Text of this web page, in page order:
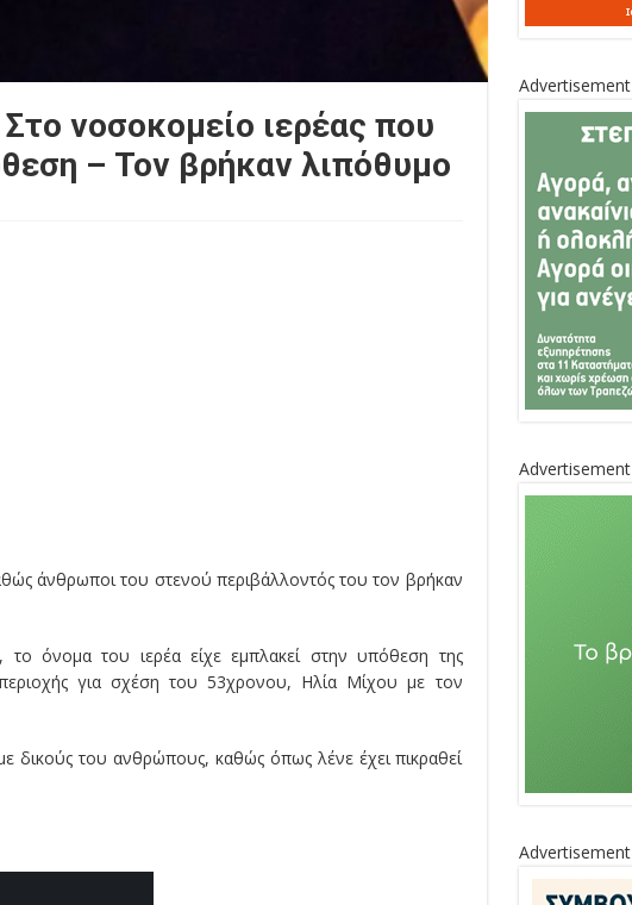
νοσοκομείο ιερέας που
– Τον βρήκαν λιπόθυμο
άνθρωποι του στενού περιβάλλοντός του τον βρήκαν
, το όνομα του ιερέα είχε εμπλακεί στην υπόθεση της
για σχέση του 53χρονου, Ηλία Μίχου με τον
δικούς του ανθρώπους, καθώς όπως λένε έχει πικραθεί
Advertisement
Advertisement
Advertisement